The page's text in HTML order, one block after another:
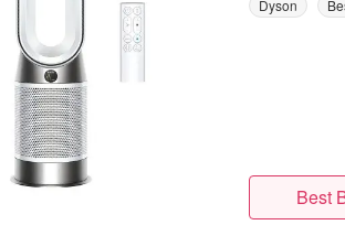
Dyson
Best